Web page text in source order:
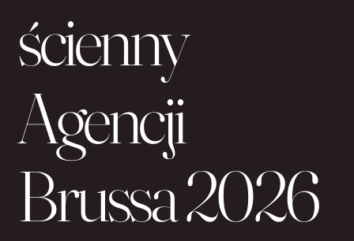
ścienny
Agencji
Brussa 2026